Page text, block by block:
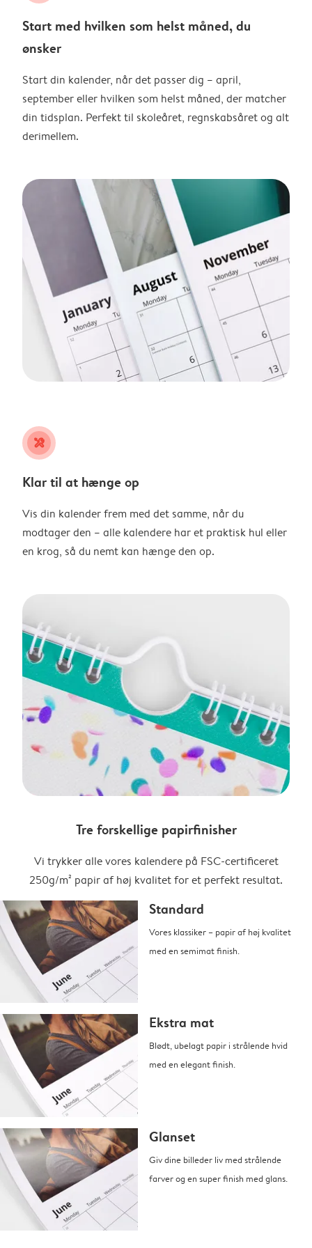
Start med hvilken som helst måned, du
ønsker
Start din kalender, når det passer dig – april,
september eller hvilken som helst måned, der matcher
din tidsplan. Perfekt til skoleåret, regnskabsåret og alt
derimellem.
tools
Klar til at hænge op
Vis din kalender frem med det samme, når du
modtager den – alle kalendere har et praktisk hul eller
en krog, så du nemt kan hænge den op.
Tre forskellige papirfinisher
Vi trykker alle vores kalendere på FSC-certificeret
250g/m² papir af høj kvalitet for et perfekt resultat.
Standard
Vores klassiker – papir af høj kvalitet
med en semimat finish.
Ekstra mat
Blødt, ubelagt papir i strålende hvid
med en elegant finish.
Glanset
Giv dine billeder liv med strålende
farver og en super finish med glans.